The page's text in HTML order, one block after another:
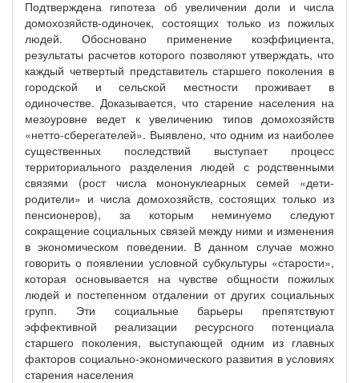
Подтверждена гипотеза об увеличении доли и числа
домохозяйств-одиночек, состоящих только из пожилых
людей. Обосновано применение коэффициента,
результаты расчетов которого позволяют утверждать, что
каждый четвертый представитель старшего поколения в
городской и сельской местности проживает в
одиночестве. Доказывается, что старение населения на
мезоуровне ведет к увеличению типов домохозяйств
«нетто-сберегателей». Выявлено, что одним из наиболее
существенных последствий выступает процесс
территориального разделения людей с родственными
связями (рост числа мононуклеарных семей «дети-
родители» и числа домохозяйств, состоящих только из
пенсионеров), за которым неминуемо следуют
сокращение социальных связей между ними и изменения
в экономическом поведении. В данном случае можно
говорить о появлении условной субкультуры «старости»,
которая основывается на чувстве общности пожилых
людей и постепенном отдалении от других социальных
групп. Эти социальные барьеры препятствуют
эффективной реализации ресурсного потенциала
старшего поколения, выступающей одним из главных
факторов социально-экономического развития в условиях
старения населения